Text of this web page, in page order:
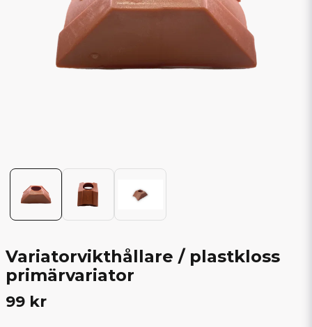
Variatorvikthållare / plastkloss
primärvariator
99 kr